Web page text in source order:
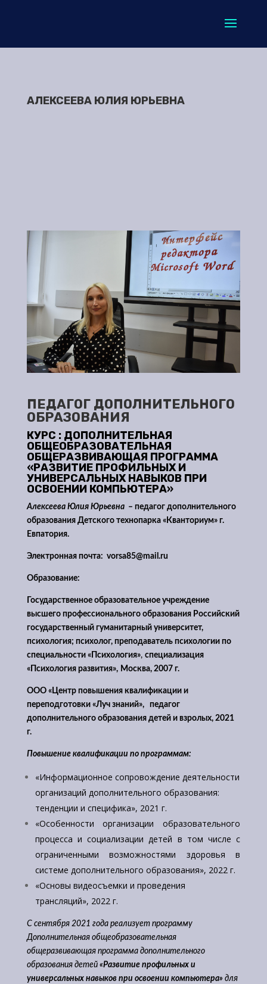
АЛЕКСЕЕВА ЮЛИЯ ЮРЬЕВНА
ПЕДАГОГ ДОПОЛНИТЕЛЬНОГО
ОБРАЗОВАНИЯ
КУРС : ДОПОЛНИТЕЛЬНАЯ
ОБЩЕОБРАЗОВАТЕЛЬНАЯ
ОБЩЕРАЗВИВАЮЩАЯ ПРОГРАММА
«РАЗВИТИЕ ПРОФИЛЬНЫХ И
УНИВЕРСАЛЬНЫХ НАВЫКОВ ПРИ
ОСВОЕНИИ КОМПЬЮТЕРА»
Алексеева Юлия Юрьевна– педагог дополнительного
образования Детского технопарка «Кванториум» г.
Евпатория.
Электронная почта: vorsa85@mail.ru
Образование:
Государственное образовательное учреждение
высшего профессионального образования Российский
государственный гуманитарный университет,
психология; психолог, преподаватель психологии по
специальности «Психология», специализация
«Психология развития», Москва, 2007 г.
ООО «Центр повышения квалификации и
переподготовки «Луч знаний», педагог
дополнительного образования детей и взролых, 2021
г.
Повышение квалификации по программам:
«Информационное сопровождение деятельности
организаций дополнительного образования:
тенденции и специфика», 2021 г.
«Особенности организации образовательного
процесса и социализации детей в том числе с
ограниченными возможностями здоровья в
системе дополнительного образования», 2022 г.
«Основы видеосъемки и проведения
трансляций», 2022 г.
С сентября 2021 года реализует программу
Дополнительная общеобразовательная
общеразвивающая программа дополнительного
образования детей «Развитие профильных и
универсальных навыков при освоении компьютера» для